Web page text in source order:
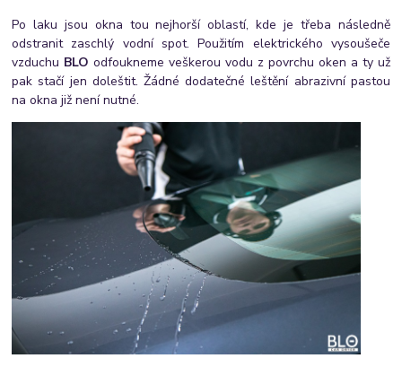
Po laku jsou okna tou nejhorší oblastí, kde je třeba následně
odstranit zaschlý vodní spot. Použitím elektrického vysoušeče
vzduchu BLO odfoukneme veškerou vodu z povrchu oken a ty už
pak stačí jen doleštit. Žádné dodatečné leštění abrazivní pastou
na okna již není nutné.